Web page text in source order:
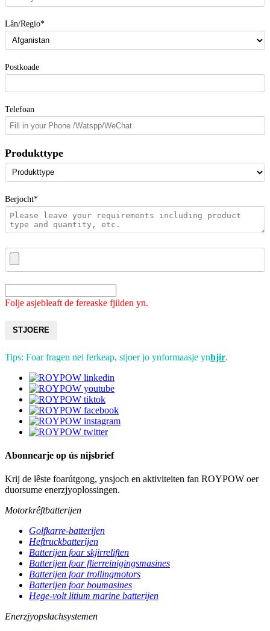
Lân/Regio*
Postkoade
Telefoan
Produkttype
Berjocht*
Folje asjebleaft de fereaske fjilden yn.
STJOERE
Tips: Foar fragen nei ferkeap, stjoer jo ynformaasje ynhjir.
Abonnearje op ús nijsbrief
Krij de lêste foarútgong, ynsjoch en aktiviteiten fan ROYPOW oer
duorsume enerzjyoplossingen.
Motorkrêftbatterijen
Golfkarre-batterijen
Heftruckbatterijen
Batterijen foar skjirreliften
Batterijen foar flierreinigingsmasines
Batterijen foar trollingmotors
Batterijen foar boumasines
Hege-volt litium marine batterijen
Enerzjyopslachsystemen